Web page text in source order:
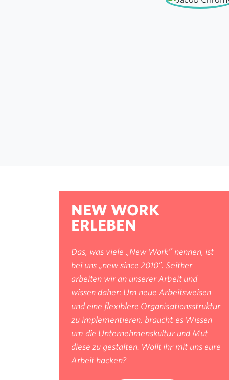
NEW WORK
ERLEBEN
Das, was viele „New Work” nennen, ist
bei uns „new since 2010”. Seither
arbeiten wir an unserer Arbeit und
wissen daher: Um neue Arbeitsweisen
und eine flexiblere Organisationsstruktur
zu implementieren, braucht es Wissen
um die Unternehmenskultur und Mut
diese zu gestalten. Wollt ihr mit uns eure
Arbeit hacken?